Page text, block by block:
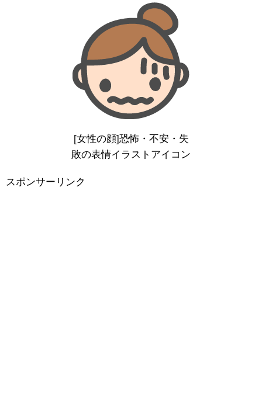
[女性の顔]恐怖・不安・失
敗の表情イラストアイコン
スポンサーリンク